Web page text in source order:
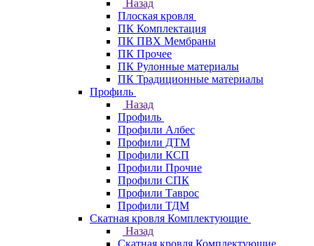
Назад
Плоская кровля
ПК Комплектация
ПК ПВХ Мембраны
ПК Прочее
ПК Рулонные материалы
ПК Традиционные материалы
Профиль
Назад
Профиль
Профили Албес
Профили ДТМ
Профили КСП
Профили Прочие
Профили СПК
Профили Таврос
Профили ТДМ
Скатная кровля Комплектующие
Назад
Скатная кровля Комплектующие